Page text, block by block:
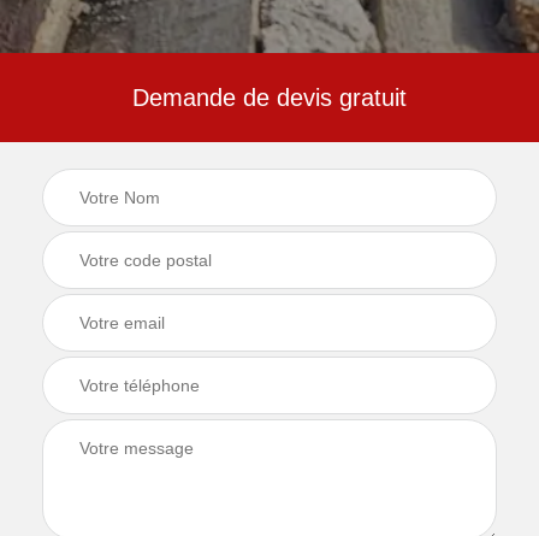
Demande de devis gratuit